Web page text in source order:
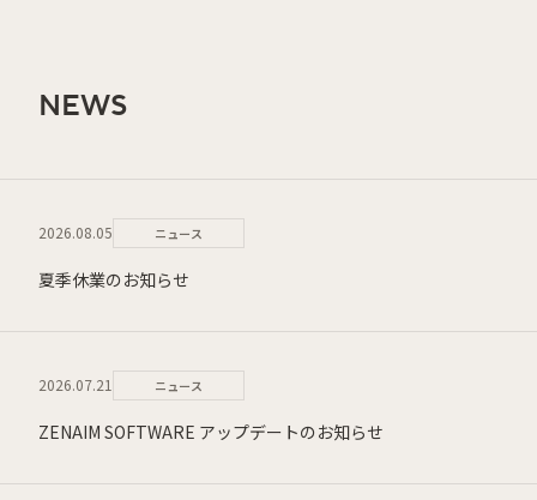
NEWS
2026.08.05 ニュース
夏季休業のお知らせ
2026.07.21 ニュース
ZENAIM SOFTWARE アップデートのお知らせ